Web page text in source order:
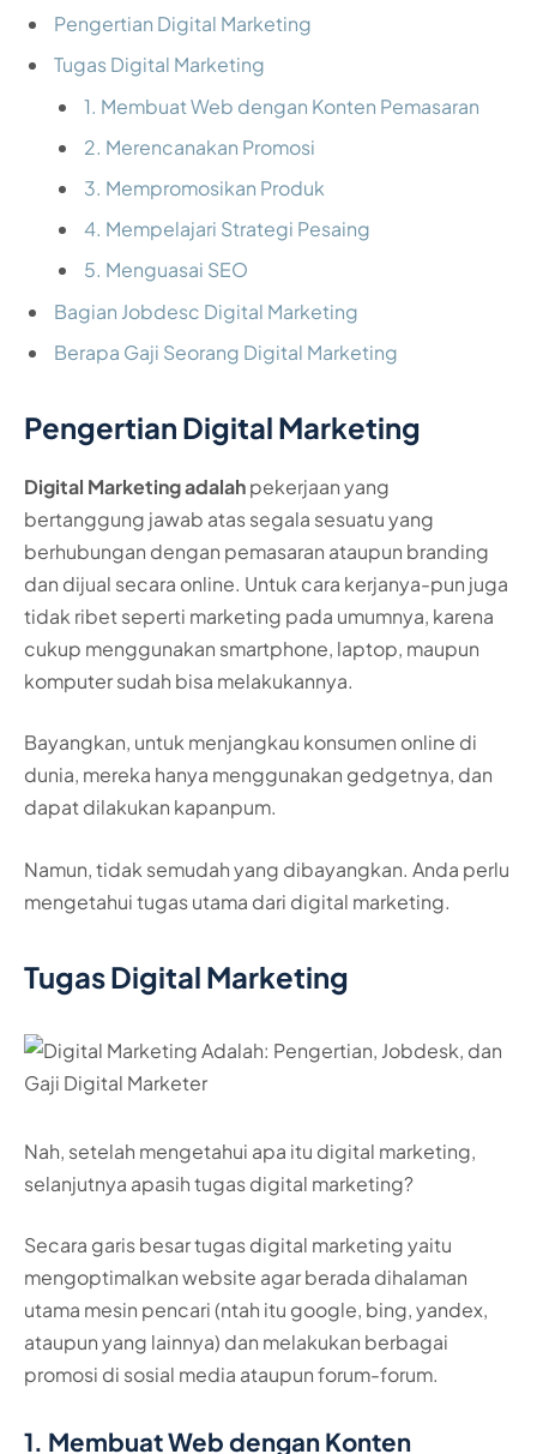
Pengertian Digital Marketing
Tugas Digital Marketing
1. Membuat Web dengan Konten Pemasaran
2. Merencanakan Promosi
3. Mempromosikan Produk
4. Mempelajari Strategi Pesaing
5. Menguasai SEO
Bagian Jobdesc Digital Marketing
Berapa Gaji Seorang Digital Marketing
Pengertian Digital Marketing
Digital Marketing adalahpekerjaan yang
bertanggung jawab atas segala sesuatu yang
berhubungan dengan pemasaran ataupun branding
dan dijual secara online. Untuk cara kerjanya-pun juga
tidak ribet seperti marketing pada umumnya, karena
cukup menggunakan smartphone, laptop, maupun
komputer sudah bisa melakukannya.
Bayangkan, untuk menjangkau konsumen online di
dunia, mereka hanya menggunakan gedgetnya, dan
dapat dilakukan kapanpum.
Namun, tidak semudah yang dibayangkan. Anda perlu
mengetahui tugas utama dari digital marketing.
Tugas Digital Marketing
Nah, setelah mengetahui apa itu digital marketing,
selanjutnya apasih tugas digital marketing?
Secara garis besar tugas digital marketing yaitu
mengoptimalkan website agar berada dihalaman
utama mesin pencari (ntah itu google, bing, yandex,
ataupun yang lainnya) dan melakukan berbagai
promosi di sosial media ataupun forum-forum.
1. Membuat Web dengan Konten